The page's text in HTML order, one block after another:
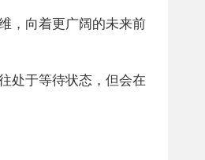
，向着更广阔的未来前
处于等待状态，但会在